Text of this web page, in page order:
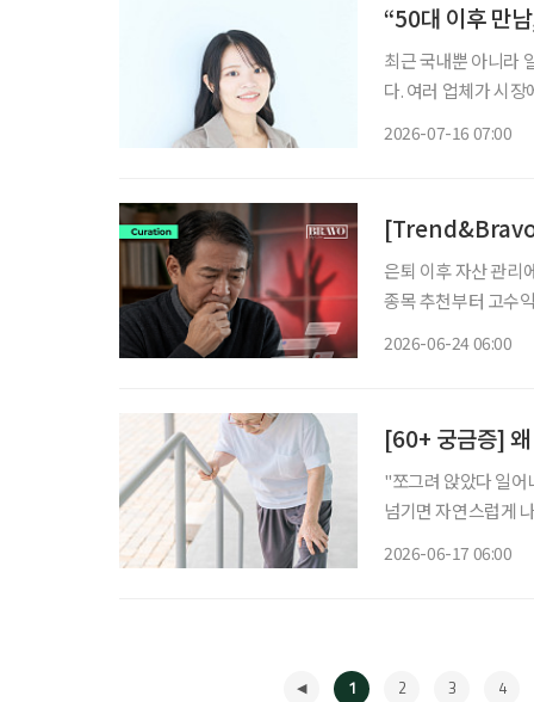
“50대 이후 만
최근 국내뿐 아니라
다. 여러 업체가 시
2026-07-16 07:00
은퇴 이후 자산 관리
종목 추천부터 고수
2026-06-24 06:00
[60+ 궁금증] 왜
"쪼그려 앉았다 일어
넘기면 자연스럽게
2026-06-17 06:00
1 2 3 4